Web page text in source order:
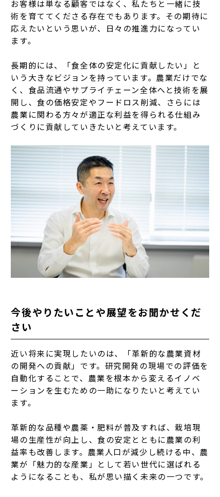
お客様は単なる顧客ではなく、私たちと一緒に技
術を育ててくださる存在でもあります。その期待に
応えたいという思いが、日々の推進力になってい
ます。
長期的には、「食全体の安定化に貢献したい」と
いう大きなビジョンを持っています。農業だけでな
く、食品流通やサプライチェーン全体へと技術を展
開し、食の価格安定やフードロス削減、さらには
農業に関わる方々が適正な利益を得られる仕組み
づくりに貢献していきたいと考えています。
今後やりたいことや展望をお聞かせくだ
さい
近い将来に実現したいのは、「革新的な農業資材
の開発への貢献」です。研究開発の現場での評価を
自動化することで、農業を根本から変えるイノベ
ーションを生むための一助になりたいと考えてい
ます。
革新的な品種や農薬・肥料が普及すれば、栽培現
場の生産性が向上し、食の安定とともに農業の利
益率も改善します。農業人口が減少し続ける中、農
業が「魅力的な産業」として若い世代に選ばれる
ようになることも、私が思い描く未来の一つです。